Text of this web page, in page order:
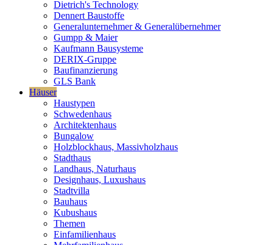
Dietrich's Technology
Dennert Baustoffe
Generalunternehmer & Generalübernehmer
Gumpp & Maier
Kaufmann Bausysteme
DERIX-Gruppe
Baufinanzierung
GLS Bank
Häuser
Haustypen
Schwedenhaus
Architektenhaus
Bungalow
Holzblockhaus, Massivholzhaus
Stadthaus
Landhaus, Naturhaus
Designhaus, Luxushaus
Stadtvilla
Bauhaus
Kubushaus
Themen
Einfamilienhaus